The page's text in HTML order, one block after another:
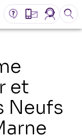
et
Neufs